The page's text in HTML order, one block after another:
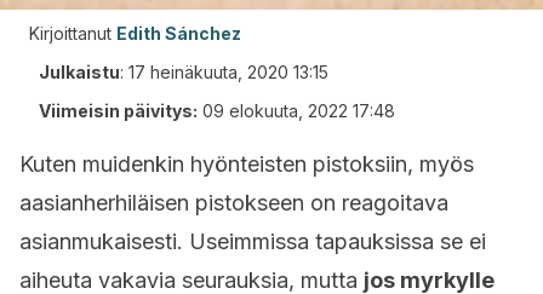
Kirjoittanut Edith Sánchez
Julkaistu: 17 heinäkuuta, 2020 13:15
Viimeisin päivitys: 09 elokuuta, 2022 17:48
Kuten muidenkin hyönteisten pistoksiin, myös
aasianherhiläisen pistokseen on reagoitava
asianmukaisesti. Useimmissa tapauksissa se ei
aiheuta vakavia seurauksia, mutta jos myrkylle